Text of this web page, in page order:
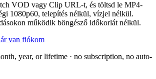
VOD vagy Clip URL-t, és töltsd le MP4-
1080p60, telepítés nélkül, vízjel nélkül.
működik böngésző időkorlát nélkül.
van fiókom
year, or lifetime · no subscription, no auto-